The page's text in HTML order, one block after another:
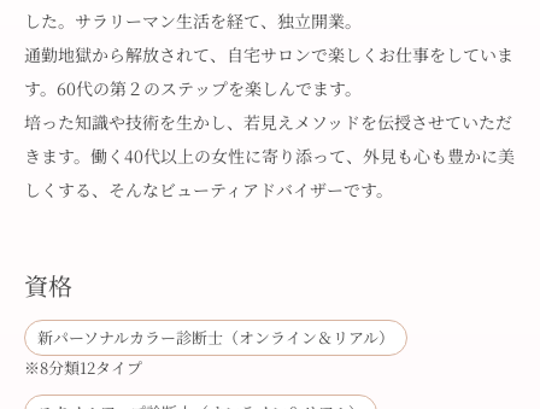
した。サラリーマン生活を経て、独立開業。
通勤地獄から解放されて、自宅サロンで楽しくお仕事をしていま
す。60代の第２のステップを楽しんでます。
培った知識や技術を生かし、若見えメソッドを伝授させていただ
きます。働く40代以上の女性に寄り添って、外見も心も豊かに美
しくする、そんなビューティアドバイザーです。
資格
新パーソナルカラー診断士（オンライン＆リアル）
※8分類12タイプ